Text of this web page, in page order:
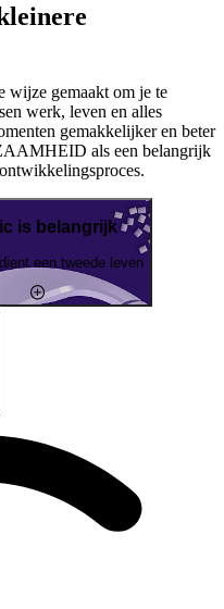
wijze gemaakt om je te
werk, leven en alles
gemakkelijker en beter
als een belangrijk
is belangrijk
een tweede leven